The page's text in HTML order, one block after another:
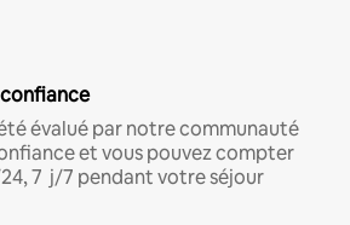
évalué par notre communauté
et vous pouvez compter
7 j/7 pendant votre séjour